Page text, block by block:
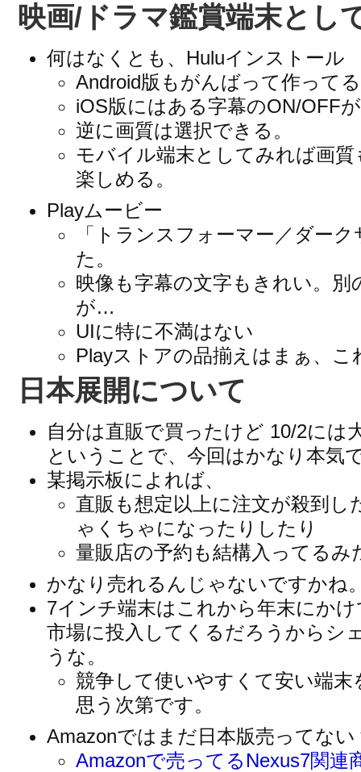
映画/ドラマ鑑賞端末とし
何はなくとも、Huluインストール
Android版もがんばって作って
iOS版にはある字幕のON/OFF
逆に画質は選択できる。
モバイル端末としてみれば画
楽しめる。
Playムービー
「トランスフォーマー／ダー
た。
映像も字幕の文字もきれい。
が…
UIに特に不満はない
Playストアの品揃えはまぁ、
日本展開について
自分は直販で買ったけど 10/2には
ということで、今回はかなり本気
某掲示板によれば、
直販も想定以上に注文が殺到し
ゃくちゃになったりしたり
量販店の予約も結構入ってるみ
かなり売れるんじゃないですかね
7インチ端末はこれから年末にか
市場に投入してくるだろうからシ
うな。
競争して使いやすくて安い端
思う次第です。
Amazonではまだ日本版売ってない
Amazonで売ってるNexus7関連